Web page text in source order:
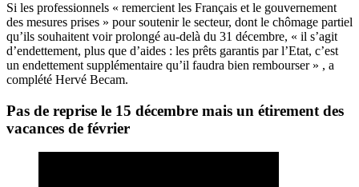
Si les professionnels « remercient les Français et le gouvernement
des mesures prises » pour soutenir le secteur, dont le chômage partiel
qu’ils souhaitent voir prolongé au-delà du 31 décembre, « il s’agit
d’endettement, plus que d’aides : les prêts garantis par l’Etat, c’est
un endettement supplémentaire qu’il faudra bien rembourser » , a
complété Hervé Becam.
Pas de reprise le 15 décembre mais un étirement des
vacances de février